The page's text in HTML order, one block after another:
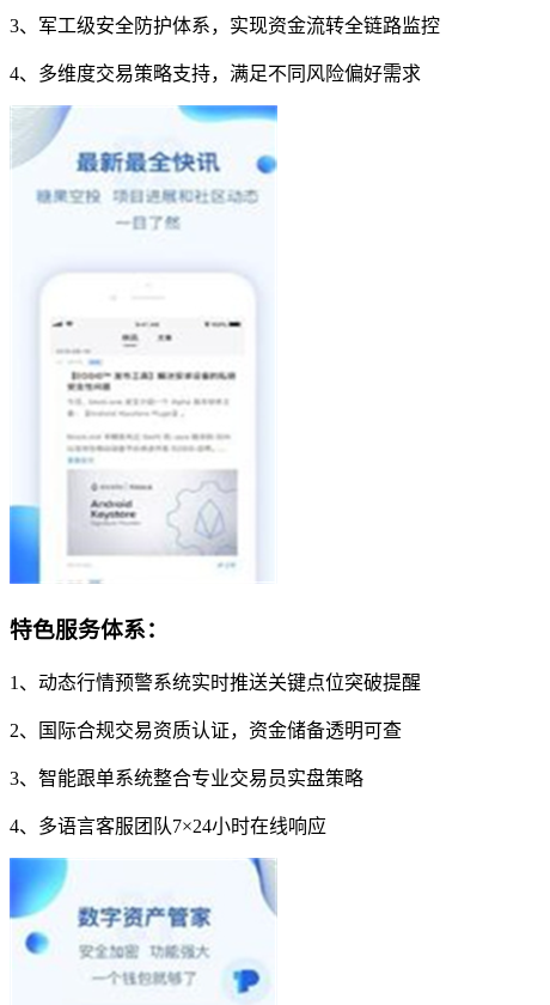
3、军工级安全防护体系，实现资金流转全链路监控
4、多维度交易策略支持，满足不同风险偏好需求
特色服务体系：
1、动态行情预警系统实时推送关键点位突破提醒
2、国际合规交易资质认证，资金储备透明可查
3、智能跟单系统整合专业交易员实盘策略
4、多语言客服团队7×24小时在线响应